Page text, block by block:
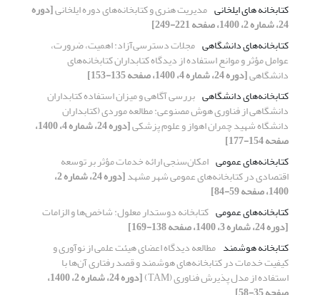
کتابخانه های ایلخانی مدیریت هنری و کتابخانه‌های دوره ایلخانی[دوره
24، شماره 2، 1400، صفحه 221-249]
کتابخانه‌های دانشگاهی مجلات دسترسی‌آزاد: اهمیت، ضرورت،
عوامل مؤثر و موانع استفاده از دیدگاه کتابداران کتابخانه‌های
دانشگاهی[دوره 24، شماره 4، 1400، صفحه 135-153]
کتابخانه‌های دانشگاهی بررسی آگاهی و میزان استفاده کتابداران
دانشگاهی از فناوری هوش مصنوعی: مطالعه موردی (کتابداران
دانشگاه شهید چمران اهواز و علوم پزشکی [دوره 24، شماره 4، 1400،
صفحه 154-177]
کتابخانه‌های عمومی امکان‌سنجی ارائه خدمات مؤثر بر توسعه
اقتصادی در کتابخانه‌های عمومی شهر مشهد [دوره 24، شماره 2،
1400، صفحه 59-84]
کتابخانه‌های عمومی کتابخانه دوستدار معلول: شاخص‌ها و الزامات
[دوره 24، شماره 3، 1400، صفحه 138-169]
کتابخانه هوشمند مطالعه دیدگاه اعضای هیئت علمی از نوآوری و
کیفیت خدمات در کتابخانه‌های هوشمند و قصد رفتاری آن‌ها با
استفاده از مدل پذیرش فناوری (TAM) [دوره 24، شماره 2، 1400،